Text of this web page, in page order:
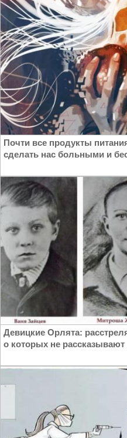
Почти все продукты
сделать нас больными и
Девицкие Орлята:
о которых не